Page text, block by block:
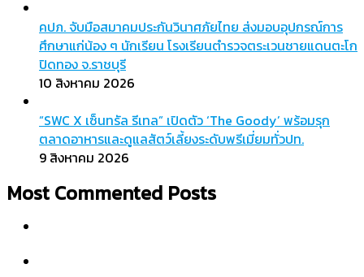
คปภ. จับมือสมาคมประกันวินาศภัยไทย ส่งมอบอุปกรณ์การ
ศึกษาแก่น้อง ๆ นักเรียน โรงเรียนตำรวจตระเวนชายแดนตะโก
ปิดทอง จ.ราชบุรี
10 สิงหาคม 2026
“SWC X เซ็นทรัล รีเทล” เปิดตัว ‘The Goody’ พร้อมรุก
ตลาดอาหารและดูแลสัตว์เลี้ยงระดับพรีเมี่ยมทั่วปท.
9 สิงหาคม 2026
Most Commented Posts